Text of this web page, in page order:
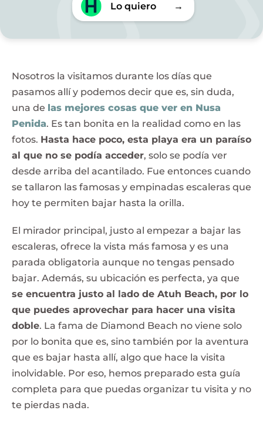
Lo quiero →
Nosotros la visitamos durante los días que
pasamos allí y podemos decir que es, sin duda,
una de las mejores cosas que ver en Nusa
Penida. Es tan bonita en la realidad como en las
fotos. Hasta hace poco, esta playa era un paraíso
al que no se podía acceder, solo se podía ver
desde arriba del acantilado. Fue entonces cuando
se tallaron las famosas y empinadas escaleras que
hoy te permiten bajar hasta la orilla.
El mirador principal, justo al empezar a bajar las
escaleras, ofrece la vista más famosa y es una
parada obligatoria aunque no tengas pensado
bajar. Además, su ubicación es perfecta, ya que
se encuentra justo al lado de Atuh Beach, por lo
que puedes aprovechar para hacer una visita
doble. La fama de Diamond Beach no viene solo
por lo bonita que es, sino también por la aventura
que es bajar hasta allí, algo que hace la visita
inolvidable. Por eso, hemos preparado esta guía
completa para que puedas organizar tu visita y no
te pierdas nada.